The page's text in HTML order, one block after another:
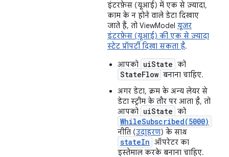
इंटरफ़ेस (यूआई) में एक से ज़्यादा,
काम के न होने वाले डेटा दिखाए
जाते हैं, तो ViewModel यूज़र
इंटरफ़ेस (यूआई) की एक से ज़्यादा
स्टेट प्रॉपर्टी दिखा सकता है.
आपको uiState को
StateFlow बनाना चाहिए.
अगर डेटा, क्रम के अन्य लेयर से
डेटा स्ट्रीम के तौर पर आता है, तो
आपको uiState को
WhileSubscribed(5000)
नीति (उदाहरण) के साथ
stateIn ऑपरेटर का
इस्तेमाल करके बनाना चाहिए.